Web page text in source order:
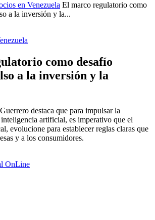
en Venezuela El marco regulatorio como
a la inversión y la...
como desafío
a la inversión y la
destaca que para impulsar la
artificial, es imperativo que el
evolucione para establecer reglas claras que
y a los consumidores.
OnLine